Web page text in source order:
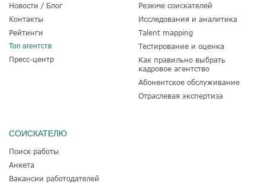
Новости / Блог
Контакты
Рейтинги
Топ агентств
Пресс-центр
Резюме соискателей
Исследования и аналитика
Talent mapping
Тестирование и оценка
Как правильно выбрать
кадровое агентство
Абонентское обслуживание
Отраслевая экспертиза
СОИСКАТЕЛЮ
Поиск работы
Анкета
Вакансии работодателей